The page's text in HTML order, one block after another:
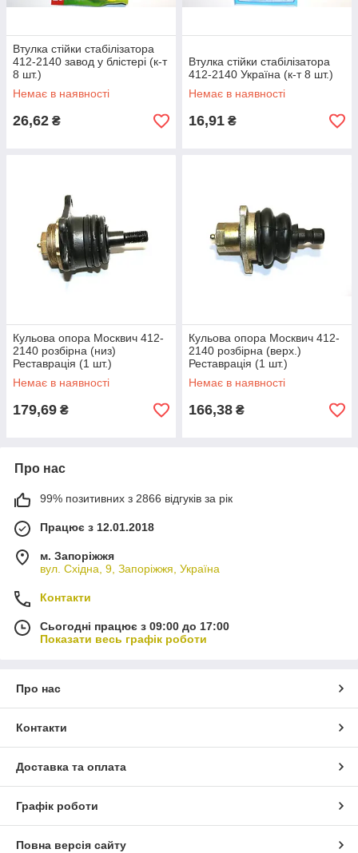
Втулка стійки стабілізатора
412-2140 завод у блістері (к-т
8 шт.)
Немає в наявності
26,62 ₴
Втулка стійки стабілізатора
412-2140 Україна (к-т 8 шт.)
Немає в наявності
16,91 ₴
Кульова опора Москвич 412-
2140 розбірна (низ)
Реставрація (1 шт.)
Немає в наявності
179,69 ₴
Кульова опора Москвич 412-
2140 розбірна (верх.)
Реставрація (1 шт.)
Немає в наявності
166,38 ₴
Про нас
99% позитивних з 2866 відгуків за рік
Працює з 12.01.2018
м. Запоріжжя
вул. Східна, 9, Запоріжжя, Україна
Контакти
Сьогодні працює з 09:00 до 17:00
Показати весь графік роботи
Про нас
Контакти
Доставка та оплата
Графік роботи
Повна версія сайту